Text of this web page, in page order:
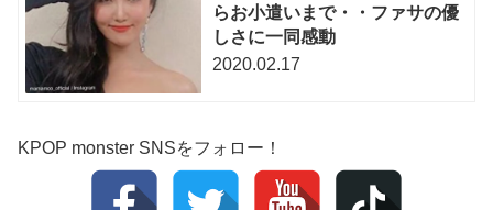
らお小遣いまで・・ファサの優
しさに一同感動
2020.02.17
KPOP monster SNSをフォロー！